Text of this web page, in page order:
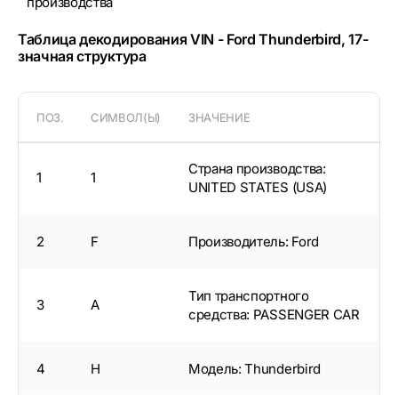
Таблица декодирования VIN - Ford Thunderbird, 17-
значная структура
ПОЗ. СИМВОЛ(Ы) ЗНАЧЕНИЕ
1 1
Страна производства:
UNITED STATES (USA)
2 F Производитель: Ford
3 A
Тип транспортного
средства: PASSENGER CAR
4 H Модель: Thunderbird